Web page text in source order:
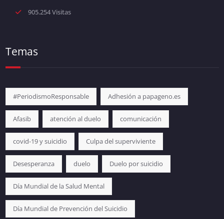
905.254 Visitas
Temas
#PeriodismoResponsable Adhesión a papageno.es
Afasib atención al duelo comunicación
covid-19 y suicidio Culpa del superviviente
Desesperanza duelo Duelo por suicidio
Día Mundial de la Salud Mental
Día Mundial de Prevención del Suicidio